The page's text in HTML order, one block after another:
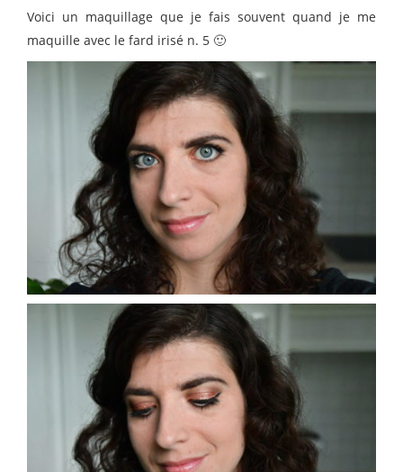
Voici un maquillage que je fais souvent quand je me
maquille avec le fard irisé n. 5 🙂